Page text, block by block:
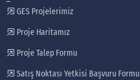
GES Projelerimiz
Proje Haritamız
Proje Talep Formu
Satış Noktası Yetkisi Başvuru Formu